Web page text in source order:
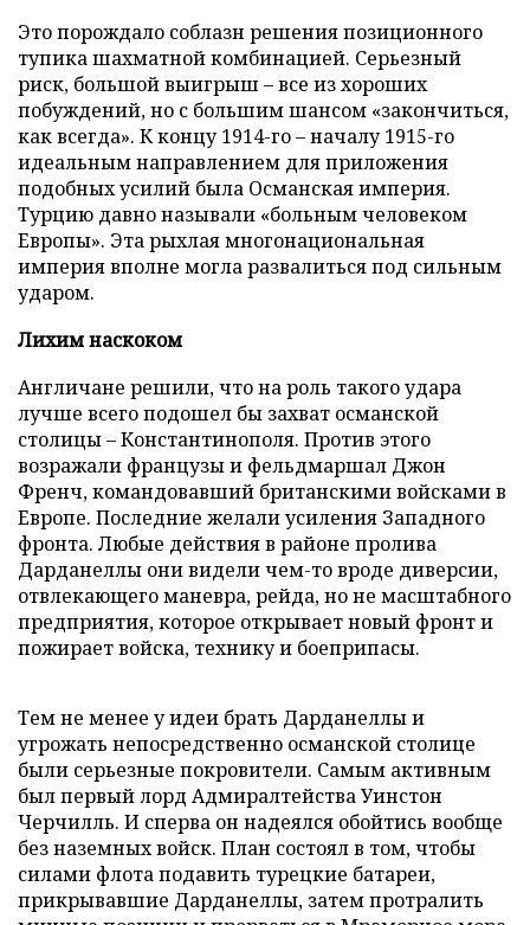
Это порождало соблазн решения позиционного
тупика шахматной комбинацией. Серьезный
риск, большой выигрыш – все из хороших
побуждений, но с большим шансом «закончиться,
как всегда». К концу 1914-го – началу 1915-го
идеальным направлением для приложения
подобных усилий была Османская империя.
Турцию давно называли «больным человеком
Европы». Эта рыхлая многонациональная
империя вполне могла развалиться под сильным
ударом.
Лихим наскоком
Англичане решили, что на роль такого удара
лучше всего подошел бы захват османской
столицы – Константинополя. Против этого
возражали французы и фельдмаршал Джон
Френч, командовавший британскими войсками в
Европе. Последние желали усиления Западного
фронта. Любые действия в районе пролива
Дарданеллы они видели чем-то вроде диверсии,
отвлекающего маневра, рейда, но не масштабного
предприятия, которое открывает новый фронт и
пожирает войска, технику и боеприпасы.
Тем не менее у идеи брать Дарданеллы и
угрожать непосредственно османской столице
были серьезные покровители. Самым активным
был первый лорд Адмиралтейства Уинстон
Черчилль. И сперва он надеялся обойтись вообще
без наземных войск. План состоял в том, чтобы
силами флота подавить турецкие батареи,
прикрывавшие Дарданеллы, затем протралить